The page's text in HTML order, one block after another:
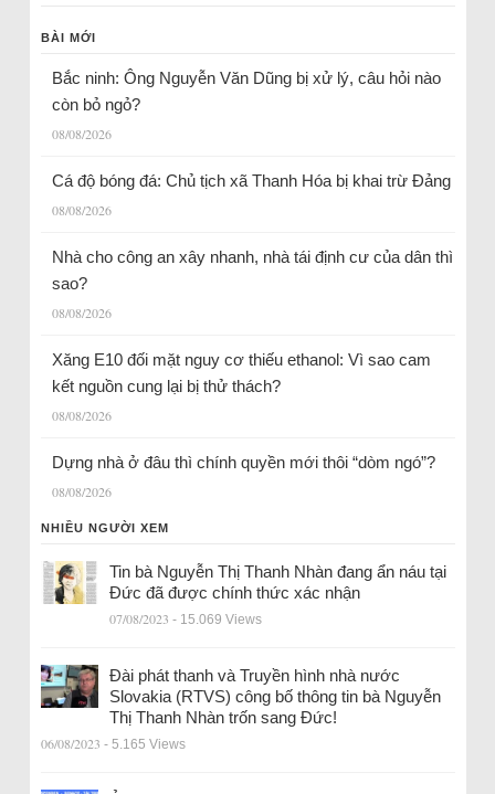
BÀI MỚI
Bắc ninh: Ông Nguyễn Văn Dũng bị xử lý, câu hỏi nào
còn bỏ ngỏ?
08/08/2026
Cá độ bóng đá: Chủ tịch xã Thanh Hóa bị khai trừ Đảng
08/08/2026
Nhà cho công an xây nhanh, nhà tái định cư của dân thì
sao?
08/08/2026
Xăng E10 đối mặt nguy cơ thiếu ethanol: Vì sao cam
kết nguồn cung lại bị thử thách?
08/08/2026
Dựng nhà ở đâu thì chính quyền mới thôi “dòm ngó”?
08/08/2026
NHIỀU NGƯỜI XEM
Tin bà Nguyễn Thị Thanh Nhàn đang ẩn náu tại
Đức đã được chính thức xác nhận
07/08/2023 - 15.069 Views
Đài phát thanh và Truyền hình nhà nước
Slovakia (RTVS) công bố thông tin bà Nguyễn
Thị Thanh Nhàn trốn sang Đức!
06/08/2023 - 5.165 Views